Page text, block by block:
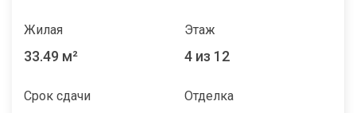
Жилая
33.49 м²
Этаж
4 из 12
Срок сдачи Отделка